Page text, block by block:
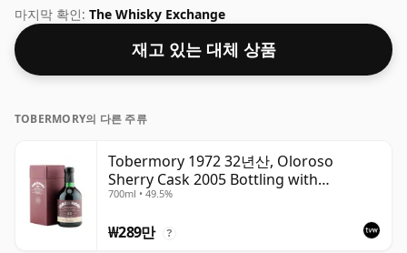
다.
마지막 확인: The Whisky Exchange
재고 있는 대체 상품
TOBERMORY의 다른 주류
Tobermory 1972 32년산, Oloroso
Sherry Cask 2005 Bottling with
Presentation Box
700ml • 49.5%
₩289만 ?